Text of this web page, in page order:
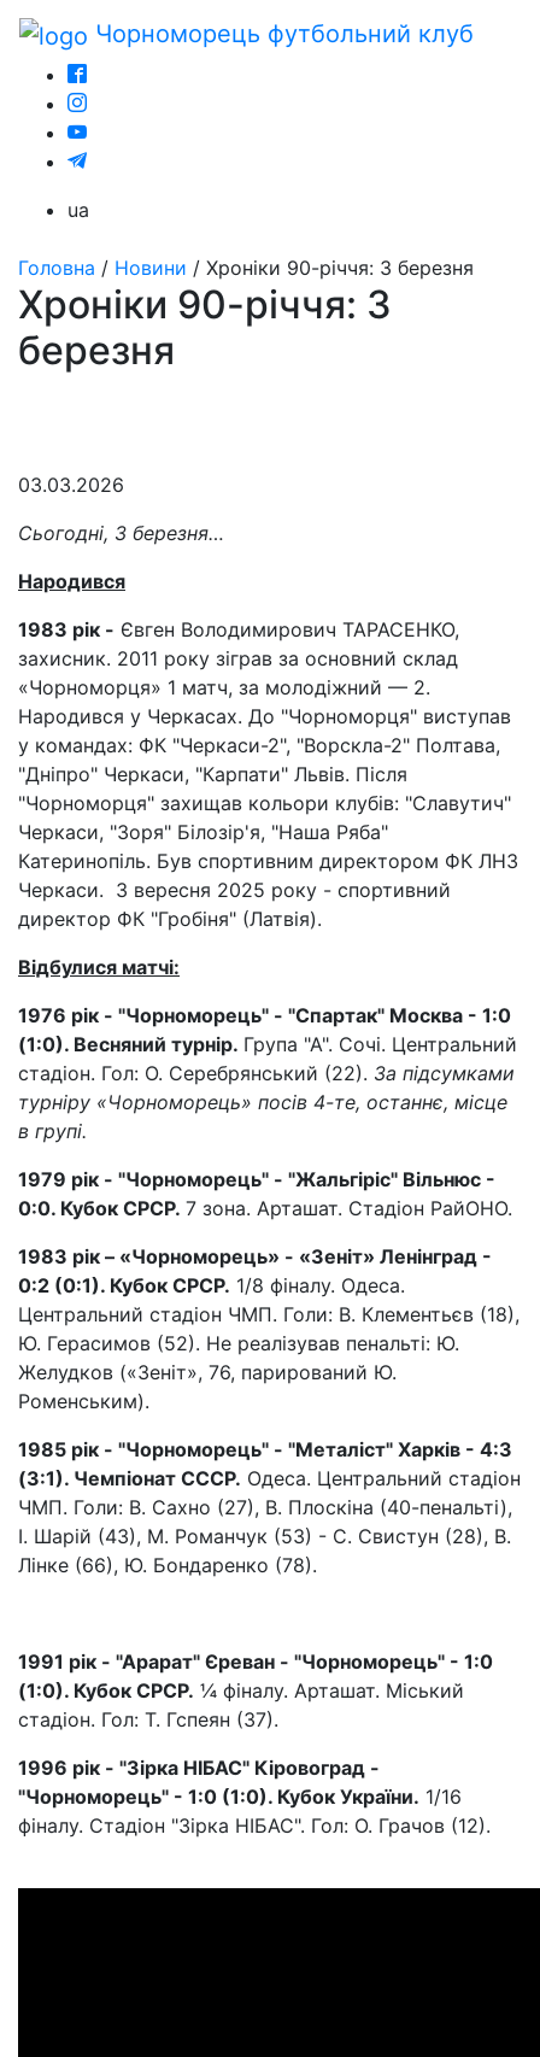
Чорноморець футбольний клуб
ua
Головна / Новини / Хроніки 90-річчя: 3 березня
Хроніки 90-річчя: 3
березня
03.03.2026
Сьогодні, 3 березня…
Народився
1983 рік - Євген Володимирович ТАРАСЕНКО,
захисник. 2011 року зіграв за основний склад
«Чорноморця» 1 матч, за молодіжний — 2.
Народився у Черкасах. До "Чорноморця" виступав
у командах: ФК "Черкаси-2", "Ворскла-2" Полтава,
"Дніпро" Черкаси, "Карпати" Львів. Після
"Чорноморця" захищав кольори клубів: "Славутич"
Черкаси, "Зоря" Білозір'я, "Наша Ряба"
Катеринопіль. Був спортивним директором ФК ЛНЗ
Черкаси. З вересня 2025 року - спортивний
директор ФК "Гробіня" (Латвія).
Відбулися матчі:
1976 рік - "Чорноморець" - "Спартак" Москва - 1:0
(1:0). Весняний турнір. Група "А". Сочі. Центральний
стадіон. Гол: О. Серебрянський (22). За підсумками
турніру «Чорноморець» посів 4-те, останнє, місце
в групі.
1979 рік - "Чорноморець" - "Жальгіріс" Вільнюс -
0:0. Кубок СРСР. 7 зона. Арташат. Стадіон РайОНО.
1983 рік – «Чорноморець» - «Зеніт» Ленінград -
0:2 (0:1). Кубок СРСР. 1/8 фіналу. Одеса.
Центральний стадіон ЧМП. Голи: В. Клементьєв (18),
Ю. Герасимов (52). Не реалізував пенальті: Ю.
Желудков («Зеніт», 76, парирований Ю.
Роменським).
1985 рік - "Чорноморець" - "Металіст" Харків - 4:3
(3:1). Чемпіонат СССР. Одеса. Центральний стадіон
ЧМП. Голи: В. Сахно (27), В. Плоскіна (40-пенальті),
І. Шарій (43), М. Романчук (53) - С. Свистун (28), В.
Лінке (66), Ю. Бондаренко (78).
1991 рік - "Арарат" Єреван - "Чорноморець" - 1:0
(1:0). Кубок СРСР. ¼ фіналу. Арташат. Міський
стадіон. Гол: Т. Гспеян (37).
1996 рік - "Зірка НІБАС" Кіровоград -
"Чорноморець" - 1:0 (1:0). Кубок України. 1/16
фіналу. Стадіон "Зірка НІБАС". Гол: О. Грачов (12).